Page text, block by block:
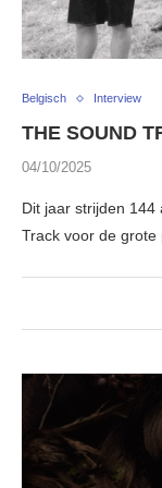
Belgisch Interview
THE SOUND
04/10/2025
Dit jaar strijden 144
Track voor de